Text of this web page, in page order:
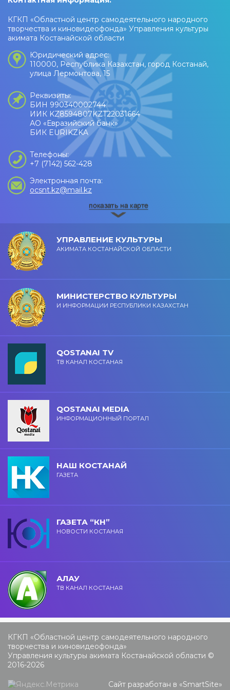
КГКП «Областной центр самодеятельного народного
творчества и киновидеофонда» Управления культуры
акимата Костанайской области
Юридический адрес:
110000, Республика Казахстан, город Костанай,
улица Лермонтова, 15
Реквизиты:
БИН 990340002744
ИИК KZ8594807KZT22031664
АО «Евразийский банк»
БИК EURIKZKA
Телефоны:
+7 (7142) 562-428
Электронная почта:
ocsnt.kz@mail.kz
УПРАВЛЕНИЕ КУЛЬТУРЫ
АКИМАТА КОСТАНАЙСКОЙ ОБЛАСТИ
МИНИСТЕРСТВО КУЛЬТУРЫ
И ИНФОРМАЦИИ РЕСПУБЛИКИ КАЗАХСТАН
QOSTANAI TV
ТВ КАНАЛ КОСТАНАЯ
QOSTANAI MEDIA
ИНФОРМАЦИОННЫЙ ПОРТАЛ
НАШ КОСТАНАЙ
ГАЗЕТА
ГАЗЕТА “КН”
НОВОСТИ КОСТАНАЯ
АЛАУ
ТВ КАНАЛ КОСТАНАЯ
КГКП «Областной центр самодеятельного народного
творчества и киновидеофонда»
Управления культуры акимата Костанайской области ©
2016-2026
Сайт разработан в «SmartSite»